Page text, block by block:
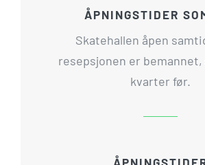
ÅPNINGSTIDER
Skatehallen åpen
resepsjonen er
kvarter før.